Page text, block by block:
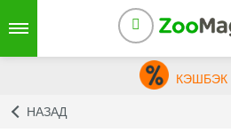
КЭШБЭК
НАЗАД